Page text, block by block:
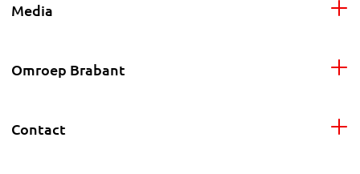
Media
Omroep Brabant
Contact